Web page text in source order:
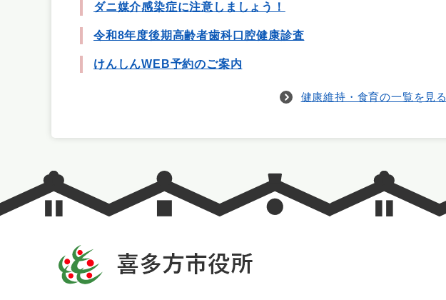
ダニ媒介感染症に注意しましょう！
令和8年度後期高齢者歯科口腔健康診査
けんしんWEB予約のご案内
健康維持・食育の一覧を見る